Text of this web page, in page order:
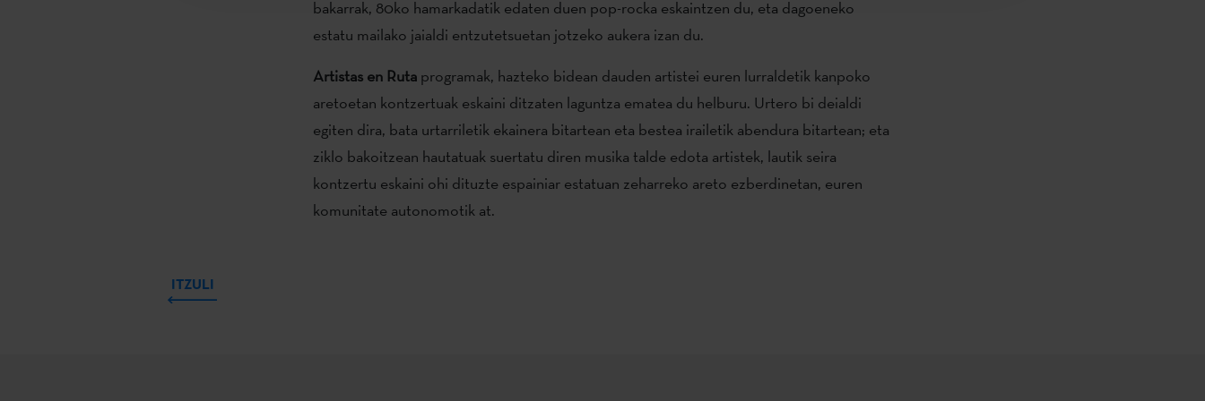
bakarrak, 80ko hamarkadatik edaten duen pop-rocka eskaintzen du, eta dagoeneko
estatu mailako jaialdi entzutetsuetan jotzeko aukera izan du.
Artistas en Rutaprogramak, hazteko bidean dauden artistei euren lurraldetik kanpoko
aretoetan kontzertuak eskaini ditzaten laguntza ematea du helburu. Urtero bi deialdi
egiten dira, bata urtarriletik ekainera bitartean eta bestea irailetik abendura bitartean; eta
ziklo bakoitzean hautatuak suertatu diren musika talde edota artistek, lautik seira
kontzertu eskaini ohi dituzte espainiar estatuan zeharreko areto ezberdinetan, euren
komunitate autonomotik at.
ITZULI